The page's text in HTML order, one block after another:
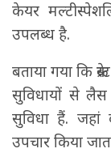
केयर
उपलब्ध है.
बताया गया कि
सुविधायों से
सुविधा हैं. जहां
उपचार किया